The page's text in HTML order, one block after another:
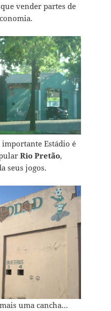
vender partes de
Estádio é
Rio Pretão,
seus jogos.
uma cancha…